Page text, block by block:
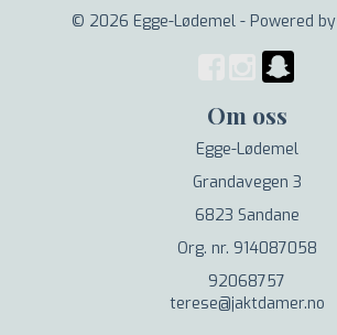
© 2026 Egge-Lødemel - Powered by
Om oss
Egge-Lødemel
Grandavegen 3
6823 Sandane
Org. nr. 914087058
92068757
terese@jaktdamer.no